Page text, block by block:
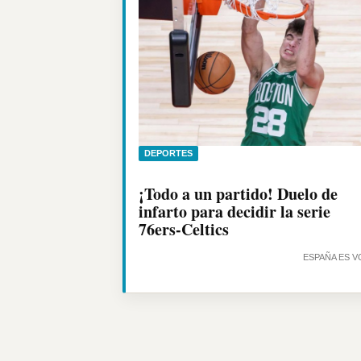
DEPORTES
ESPAÑA ES
¡Todo a un partido! Duelo de
infarto para decidir la serie
76ers-Celtics